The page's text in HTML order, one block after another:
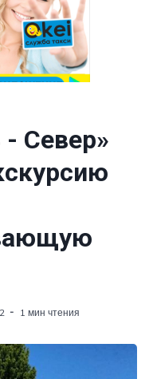
Север»
1 мин чтения